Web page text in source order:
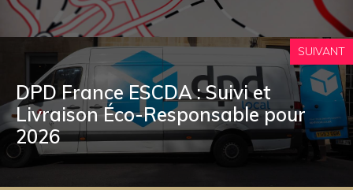
SUIVANT
DPD France ESCDA : Suivi et
Livraison Éco-Responsable pour
2026